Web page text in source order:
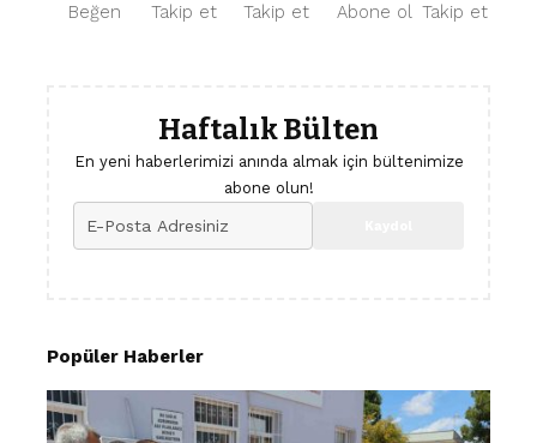
Beğen Takip et Takip et Abone ol Takip et
Haftalık Bülten
En yeni haberlerimizi anında almak için bültenimize
abone olun!
Popüler Haberler